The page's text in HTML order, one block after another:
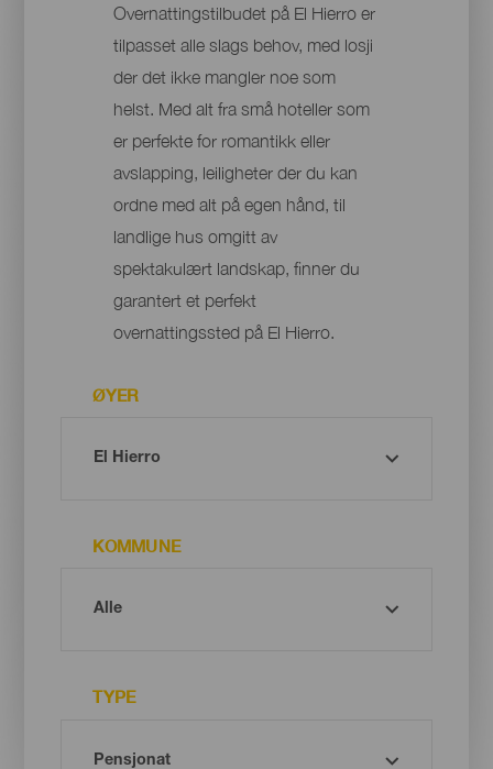
Overnattingstilbudet på El Hierro er
tilpasset alle slags behov, med losji
der det ikke mangler noe som
helst. Med alt fra små hoteller som
er perfekte for romantikk eller
avslapping, leiligheter der du kan
ordne med alt på egen hånd, til
landlige hus omgitt av
spektakulært landskap, finner du
garantert et perfekt
overnattingssted på El Hierro.
ØYER
KOMMUNE
TYPE